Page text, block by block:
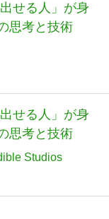
せる人」が身
思考と技術
せる人」が身
思考と技術
Studios